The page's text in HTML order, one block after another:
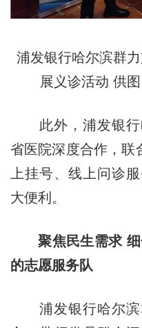
浦发银行哈尔滨群
展义诊活动 供
此外，浦发银行
省医院深度合作，联
上挂号、线上问诊
大便利。
聚焦民生需求 细
的志愿服务队
浦发银行哈尔滨